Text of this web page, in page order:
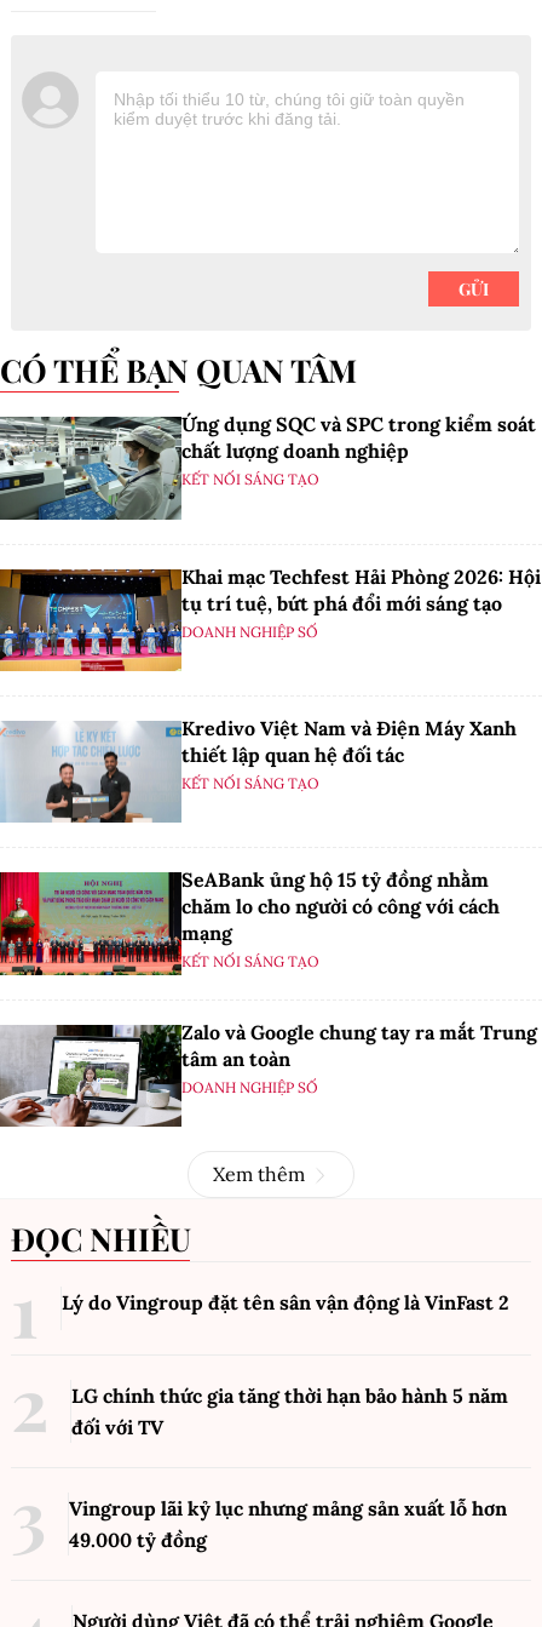
CÓ THỂ BẠN QUAN TÂM
Ứng dụng SQC và SPC trong kiểm soát
chất lượng doanh nghiệp
KẾT NỐI SÁNG TẠO
Khai mạc Techfest Hải Phòng 2026: Hội
tụ trí tuệ, bứt phá đổi mới sáng tạo
DOANH NGHIỆP SỐ
Kredivo Việt Nam và Điện Máy Xanh
thiết lập quan hệ đối tác
KẾT NỐI SÁNG TẠO
SeABank ủng hộ 15 tỷ đồng nhằm
chăm lo cho người có công với cách
mạng
KẾT NỐI SÁNG TẠO
Zalo và Google chung tay ra mắt Trung
tâm an toàn
DOANH NGHIỆP SỐ
Xem thêm
ĐỌC NHIỀU
Lý do Vingroup đặt tên sân vận động là VinFast 2
LG chính thức gia tăng thời hạn bảo hành 5 năm
đối với TV
Vingroup lãi kỷ lục nhưng mảng sản xuất lỗ hơn
49.000 tỷ đồng
Người dùng Việt đã có thể trải nghiệm Google